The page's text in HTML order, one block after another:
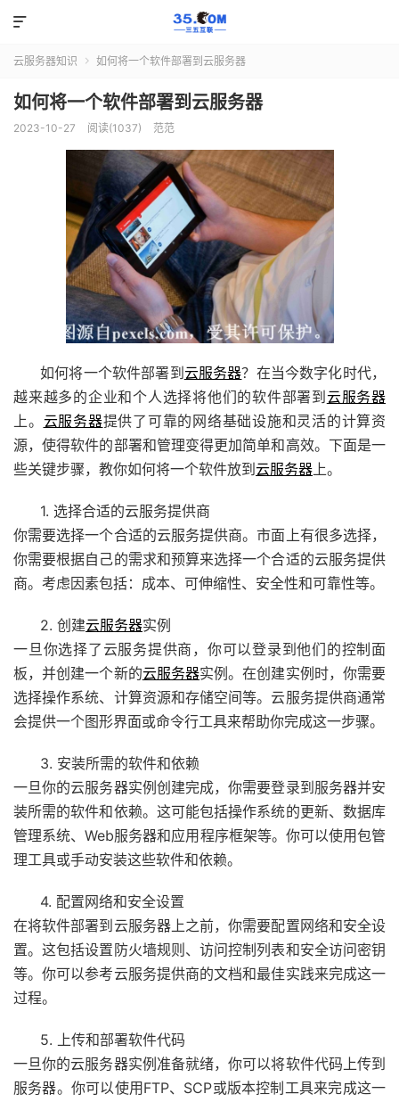

云服务器知识  如何将一个软件部署到云服务器
如何将一个软件部署到云服务器
2023-10-27 阅读(1037) 范范
如何将一个软件部署到 云服务器？在当今数字化时代，
越来越多的企业和个人选择将他们的软件部署到 云服务器
上。 云服务器提供了可靠的网络基础设施和灵活的计算资
源，使得软件的部署和管理变得更加简单和高效。下面是一
些关键步骤，教你如何将一个软件放到 云服务器上。
1. 选择合适的云服务提供商
你需要选择一个合适的云服务提供商。市面上有很多选择，
你需要根据自己的需求和预算来选择一个合适的云服务提供
商。考虑因素包括：成本、可伸缩性、安全性和可靠性等。
2. 创建云服务器实例
一旦你选择了云服务提供商，你可以登录到他们的控制面
板，并创建一个新的云服务器实例。在创建实例时，你需要
选择操作系统、计算资源和存储空间等。云服务提供商通常
会提供一个图形界面或命令行工具来帮助你完成这一步骤。
3. 安装所需的软件和依赖
一旦你的云服务器实例创建完成，你需要登录到服务器并安
装所需的软件和依赖。这可能包括操作系统的更新、数据库
管理系统、Web服务器和应用程序框架等。你可以使用包管
理工具或手动安装这些软件和依赖。
4. 配置网络和安全设置
在将软件部署到云服务器上之前，你需要配置网络和安全设
置。这包括设置防火墙规则、访问控制列表和安全访问密钥
等。你可以参考云服务提供商的文档和最佳实践来完成这一
过程。
5. 上传和部署软件代码
一旦你的云服务器实例准备就绪，你可以将软件代码上传到
服务器。你可以使用FTP、SCP或版本控制工具来完成这一